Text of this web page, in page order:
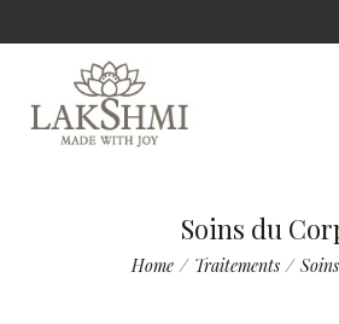
Soins du
Home / Traitements /